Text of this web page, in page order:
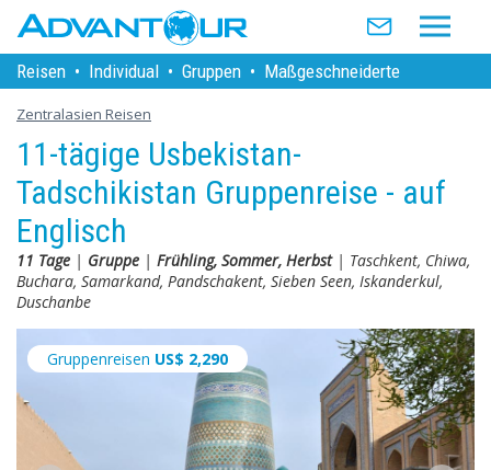
Reisen • Individual • Gruppen • Maßgeschneiderte
Zentralasien Reisen
11-tägige Usbekistan-
Tadschikistan Gruppenreise - auf
Englisch
11 Tage | Gruppe | Frühling, Sommer, Herbst| Taschkent, Chiwa,
Buchara, Samarkand, Pandschakent, Sieben Seen, Iskanderkul,
Duschanbe
Gruppenreisen US$ 2,290